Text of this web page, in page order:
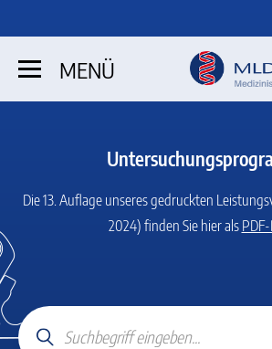
MENÜ
Die 13. Auflage unseres gedruckten
2024) finden Sie hier als